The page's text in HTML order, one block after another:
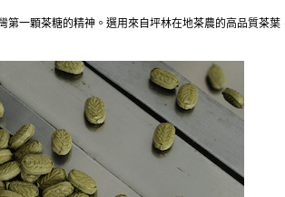
第一顆茶糖的精神。選用來自坪林在地茶農的高品質茶